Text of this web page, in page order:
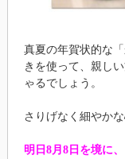
真夏の年賀状的な
きを使って、親し
ゃるでしょう。
さりげなく細やか
明日8月8日を境に